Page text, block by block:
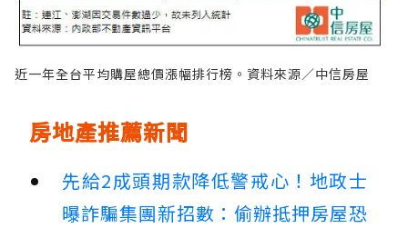
近一年全台平均購屋總價漲幅排行榜。資料來源／中信房屋
房地產推薦新聞
先給2成頭期款降低警戒心！地政士
曝詐騙集團新招數：偷辦抵押房屋恐